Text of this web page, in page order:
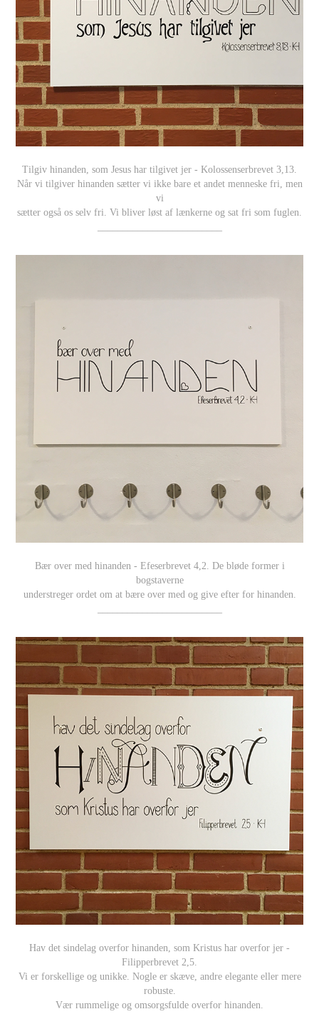
Tilgiv hinanden, som Jesus har tilgivet jer - Kolossenserbrevet 3,13.
Når vi tilgiver hinanden sætter vi ikke bare et andet menneske fri, men
vi
sætter også os selv fri. Vi bliver løst af lænkerne og sat fri som fuglen.
Bær over med hinanden - Efeserbrevet 4,2. De bløde former i
bogstaverne
understreger ordet om at bære over med og give efter for hinanden.
Hav det sindelag overfor hinanden, som Kristus har overfor jer -
Filipperbrevet 2,5.
Vi er forskellige og unikke. Nogle er skæve, andre elegante eller mere
robuste.
Vær rummelige og omsorgsfulde overfor hinanden.